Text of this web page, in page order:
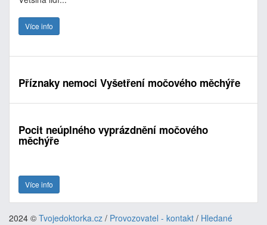
Více info
Příznaky nemoci Vyšetření močového měchýře
Pocit neúplného vyprázdnění močového
měchýře
Více info
2024 © Tvojedoktorka.cz / Provozovatel - kontakt / Hledané